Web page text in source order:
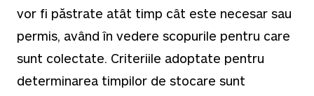
vor fi păstrate atât timp cât este necesar sau
permis, având în vedere scopurile pentru care
sunt colectate. Criteriile adoptate pentru
determinarea timpilor de stocare sunt